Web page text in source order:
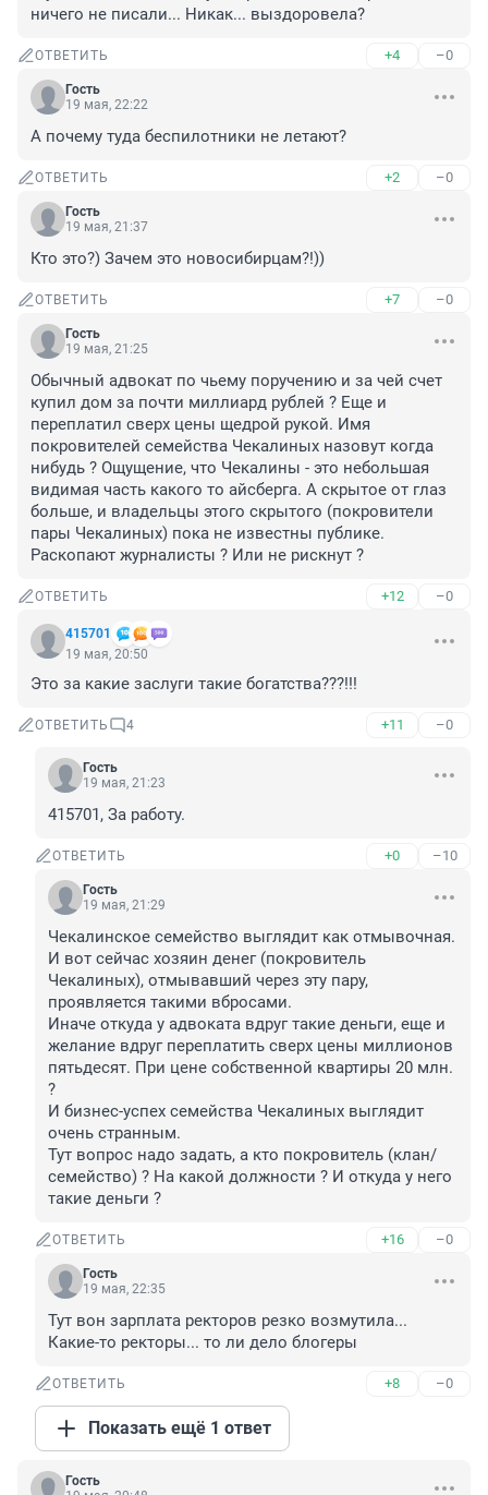
ничего не писали... Никак... выздоровела?
ОТВЕТИТЬ +4 –0
Гость
19 мая, 22:22
А почему туда беспилотники не летают?
ОТВЕТИТЬ +2 –0
Гость
19 мая, 21:37
Кто это?) Зачем это новосибирцам?!))
ОТВЕТИТЬ +7 –0
Гость
19 мая, 21:25
Обычный адвокат по чьему поручению и за чей счет
купил дом за почти миллиард рублей ? Еще и
переплатил сверх цены щедрой рукой. Имя
покровителей семейства Чекалиных назовут когда
нибудь ? Ощущение, что Чекалины - это небольшая
видимая часть какого то айсберга. А скрытое от глаз
больше, и владельцы этого скрытого (покровители
пары Чекалиных) пока не известны публике.
Раскопают журналисты ? Или не рискнут ?
ОТВЕТИТЬ +12 –0
415701
19 мая, 20:50
Это за какие заслуги такие богатства???!!!
ОТВЕТИТЬ 4 +11 –0
Гость
19 мая, 21:23
415701, За работу.
ОТВЕТИТЬ +0 –10
Гость
19 мая, 21:29
Чекалинское семейство выглядит как отмывочная.
И вот сейчас хозяин денег (покровитель
Чекалиных), отмывавший через эту пару,
проявляется такими вбросами.
Иначе откуда у адвоката вдруг такие деньги, еще и
желание вдруг переплатить сверх цены миллионов
пятьдесят. При цене собственной квартиры 20 млн.
?
И бизнес-успех семейства Чекалиных выглядит
очень странным.
Тут вопрос надо задать, а кто покровитель (клан/
семейство) ? На какой должности ? И откуда у него
такие деньги ?
ОТВЕТИТЬ +16 –0
Гость
19 мая, 22:35
Тут вон зарплата ректоров резко возмутила...
Какие-то ректоры... то ли дело блогеры
ОТВЕТИТЬ +8 –0
Показать ещё 1 ответ
Гость